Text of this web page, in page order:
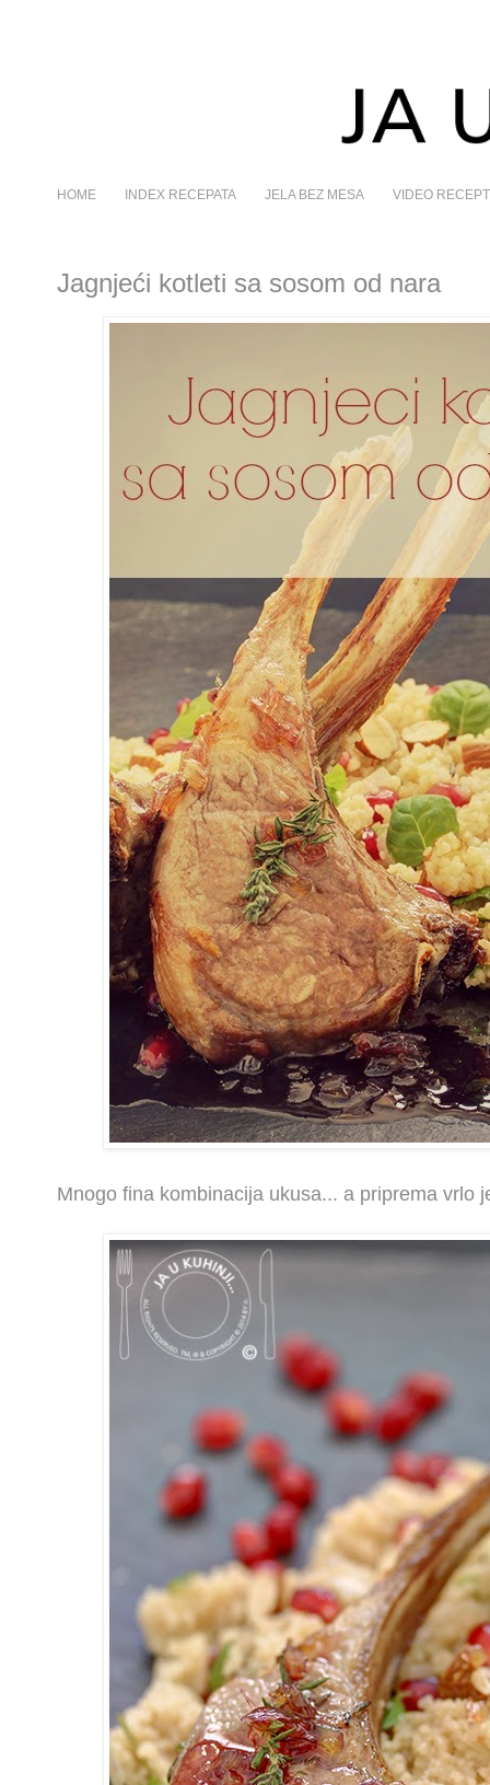
HOME INDEX RECEPATA JELA BEZ MESA VIDEO
Jagnjeći kotleti sa sosom od nara
Mnogo fina kombinacija ukusa... a priprema vrlo